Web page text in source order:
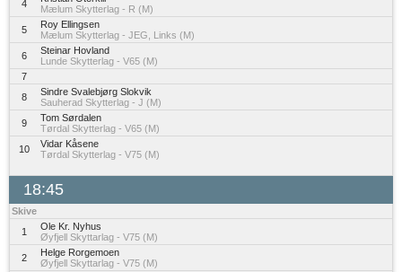
4
Mælum Skytterlag - R (M)
5
Roy Ellingsen
Mælum Skytterlag - JEG, Links (M)
6
Steinar Hovland
Lunde Skytterlag - V65 (M)
7
8
Sindre Svalebjørg Slokvik
Sauherad Skytterlag - J (M)
9
Tom Sørdalen
Tørdal Skytterlag - V65 (M)
10
Vidar Kåsene
Tørdal Skytterlag - V75 (M)
18:45
Skive
1
Ole Kr. Nyhus
Øyfjell Skyttarlag - V75 (M)
2
Helge Rorgemoen
Øyfjell Skyttarlag - V75 (M)